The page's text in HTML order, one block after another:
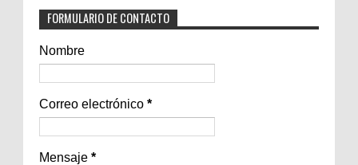
FORMULARIO DE CONTACTO
Nombre
Correo electrónico *
Mensaje *